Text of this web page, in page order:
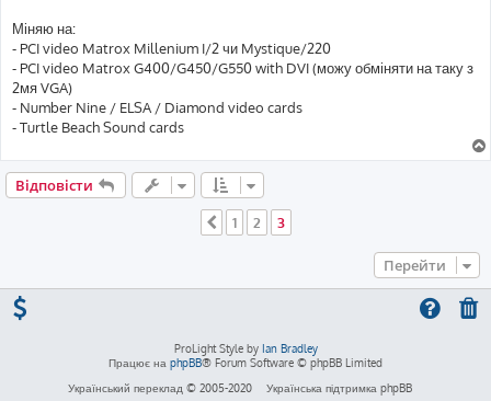
Міняю на:
- PCI video Matrox Millenium I/2 чи Mystique/220
- PCI video Matrox G400/G450/G550 with DVI (можу обміняти на таку з
2мя VGA)
- Number Nine / ELSA / Diamond video cards
- Turtle Beach Sound cards
Відповісти
Поперед.
1 2 3
Перейти
ProLight Style by Ian Bradley
Працює на phpBB® Forum Software © phpBB Limited
Український переклад © 2005-2020
Українська підтримка phpBB